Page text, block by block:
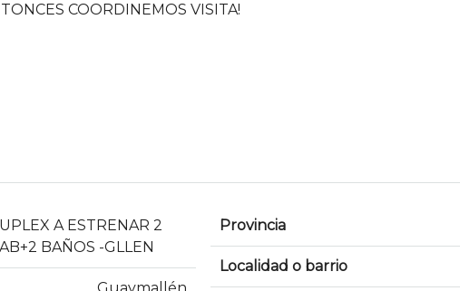
COORDINEMOS VISITA!
A ESTRENAR 2
BAÑOS -GLLEN
Provincia
Localidad o barrio